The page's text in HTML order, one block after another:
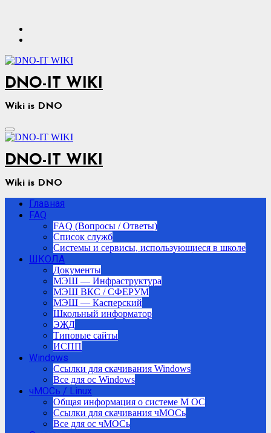
содержимому
DNO-IT WIKI
Wiki is DNO
DNO-IT WIKI
Wiki is DNO
Главная
FAQ
FAQ (Вопросы / Ответы)
Список служб
Системы и сервисы, использующиеся в школе
ШКОЛА
Документы
МЭШ — Инфраструктура
МЭШ ВКС / СФЕРУМ
МЭШ — Касперский
Школьный информатор
ЭЖД
Типовые сайты
ИСПП
Windows
Ссылки для скачивания Windows
Все для ос Windows
чМОСь / Linux
Общая информация о системе М ОС
Ссылки для скачивания чМОСь
Все для ос чМОСь